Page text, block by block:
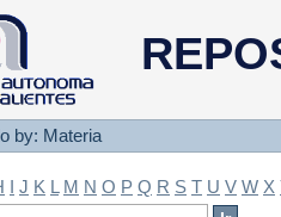
Materia
by: Materia
I J K L M N O P Q R S T U V W X